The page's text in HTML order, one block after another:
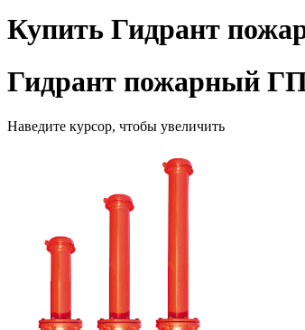
Купить Гидрант
Гидрант пожарный
Наведите курсор, чтобы увеличить